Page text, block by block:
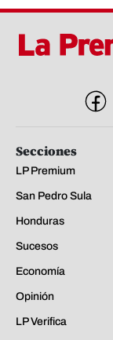
Secciones
LP Premium
San Pedro Sula
Honduras
Sucesos
Economía
Opinión
LP Verifica